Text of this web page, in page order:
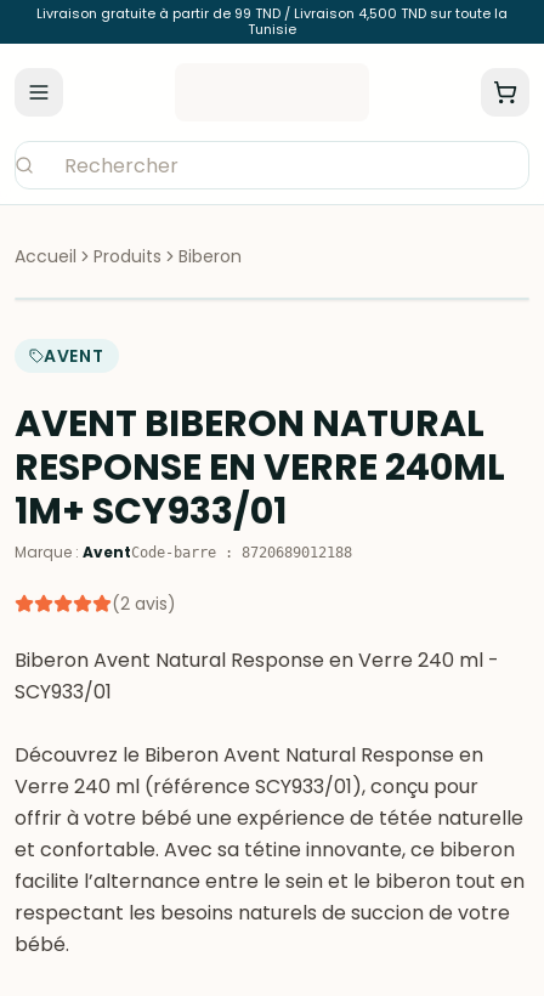
Livraison gratuite à partir de 99 TND / Livraison 4,500 TND sur toute la
Tunisie
Accueil Produits Biberon
AVENT
AVENT BIBERON NATURAL
RESPONSE EN VERRE 240ML
1M+ SCY933/01
Marque : AventCode-barre : 8720689012188
(2 avis)
Biberon Avent Natural Response en Verre 240 ml -
SCY933/01
Découvrez le Biberon Avent Natural Response en
Verre 240 ml (référence SCY933/01), conçu pour
offrir à votre bébé une expérience de tétée naturelle
et confortable. Avec sa tétine innovante, ce biberon
facilite l’alternance entre le sein et le biberon tout en
respectant les besoins naturels de succion de votre
bébé.